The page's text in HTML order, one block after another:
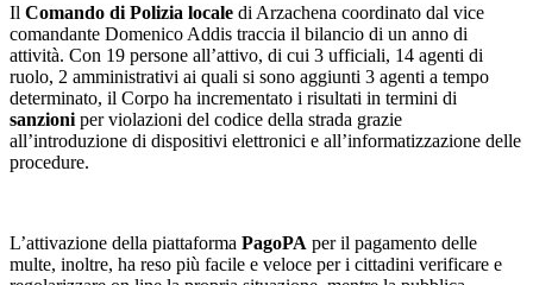
Il Comando di Polizia locale di Arzachena coordinato dal vice
comandante Domenico Addis traccia il bilancio di un anno di
attività. Con 19 persone all’attivo, di cui 3 ufficiali, 14 agenti di
ruolo, 2 amministrativi ai quali si sono aggiunti 3 agenti a tempo
determinato, il Corpo ha incrementato i risultati in termini di
sanzioni per violazioni del codice della strada grazie
all’introduzione di dispositivi elettronici e all’informatizzazione delle
procedure.
L’attivazione della piattaforma PagoPA per il pagamento delle
multe, inoltre, ha reso più facile e veloce per i cittadini verificare e